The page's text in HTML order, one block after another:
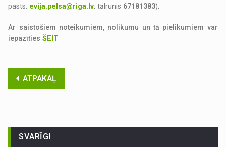
pasts: evija.pelsa@riga.lv, tālrunis 67181383).
Ar saistošiem noteikumiem, nolikumu un tā pielikumiem var
iepazītiesŠEIT
ATPAKAĻ
SVARĪGI